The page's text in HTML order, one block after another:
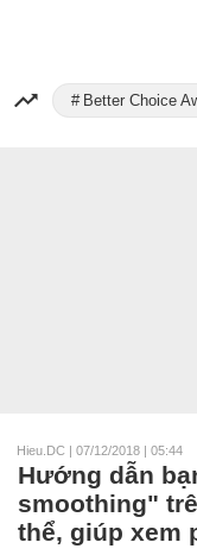
Better Choice
Hieu.DC | 07/12/2018 | 05:44
Hướng dẫn
smoothing"
thể, giúp xem